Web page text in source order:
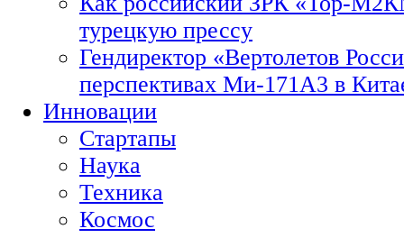
турецкую прессу
Гендиректор «Вертолетов
перспективах Ми-171А3 в
Инновации
Стартапы
Наука
Техника
Космос